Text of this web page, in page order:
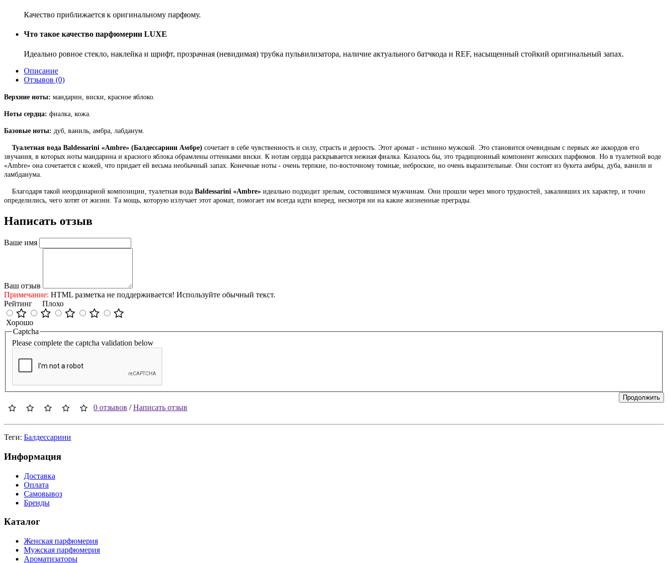
Качество приближается к оригинальному парфюму.
Что такое качество парфюмерии LUXE
Идеально ровное стекло, наклейка и шрифт, прозрачная (невидимая) трубка пульвилизатора, наличие актуального батчкода и REF, насыщенный стойкий оригинальный запах.
Описание
Отзывов (0)
Верхние ноты: мандарин, виски, красное яблоко.
Ноты сердца: фиалка, кожа.
Базовые ноты: дуб, ваниль, амбра, лабданум.
Туалетная вода Baldessarini «Ambre» (Балдессарини Амбре) сочетает в себе чувственность и силу, страсть и дерзость. Этот аромат - истинно мужской. Это становится очевидным с первых же аккордов его
звучания, в которых ноты мандарина и красного яблока обрамлены оттенками виски. К нотам сердца раскрывается нежная фиалка. Казалось бы, это традиционный компонент женских парфюмов. Но в туалетной воде
«Ambre» она сочетается с кожей, что придает ей весьма необычный запах. Конечные ноты - очень терпкие, по-восточному томные, неброские, но очень выразительные. Они состоят из букета амбры, дуба, ванили и
ламбданума.
Благодаря такой неординарной композиции, туалетная вода Baldessarini «Ambre» идеально подходит зрелым, состоявшимся мужчинам. Они прошли через много трудностей, закаливших их характер, и точно
определились, чего хотят от жизни. Та мощь, которую излучает этот аромат, помогает им всегда идти вперед, несмотря ни на какие жизненные преграды.
Написать отзыв
Ваше имя
Ваш отзыв
Примечание: HTML разметка не поддерживается! Используйте обычный текст.
Рейтинг Плохо
Хорошо
Captcha
Please complete the captcha validation below
Продолжить
0 отзывов /Написать отзыв
Теги: Балдессарини
Информация
Доставка
Оплата
Самовывоз
Бренды
Каталог
Женская парфюмерия
Мужская парфюмерия
Ароматизаторы